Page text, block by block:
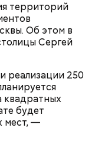
территорий
Об этом в
Сергей
реализации 250
квадратных
будет
мест, —